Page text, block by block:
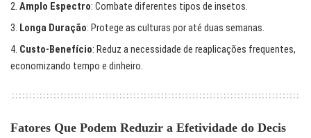
Amplo Espectro: Combate diferentes tipos de insetos.
Longa Duração: Protege as culturas por até duas semanas.
Custo-Benefício: Reduz a necessidade de reaplicações frequentes,
economizando tempo e dinheiro.
Fatores Que Podem Reduzir a Efetividade do Decis